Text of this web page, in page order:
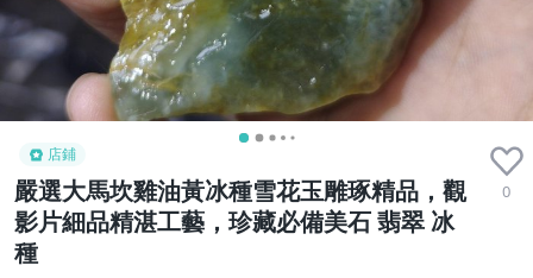
店鋪
嚴選大馬坎雞油黃冰種雪花玉雕琢精品，觀
影片細品精湛工藝，珍藏必備美石 翡翠 冰
種
0